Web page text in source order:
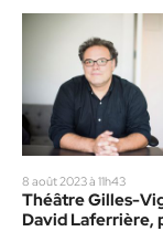
8 août 2023 à 11h43
Théâtre Gilles-
David Laferrière,